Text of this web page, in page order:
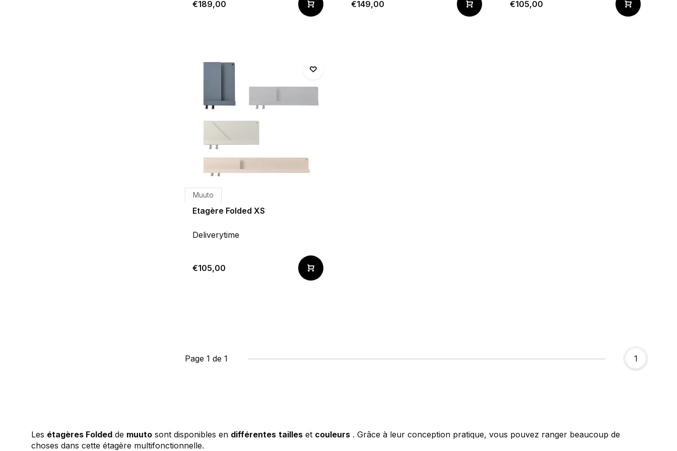
€189,00 €149,00 €105,00
Muuto
Etagère Folded XS
Deliverytime
€105,00
Page 1 de 1 1
Les étagères Folded de muuto sont disponibles en différentes tailles et couleurs . Grâce à leur conception pratique, vous pouvez ranger beaucoup de
choses dans cette étagère multifonctionnelle.